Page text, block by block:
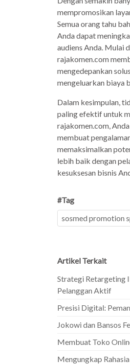
mempromosikan
Semua orang tahu
Anda dapat
audiens Anda. Mulai
rajakomen.com
mengedepankan
mengeluarkan biaya
Dalam kesimpulan,
paling efektif untuk
rajakomen.com,
membuat
memaksimalkan
lebih baik dengan
kesuksesan bisnis
#Tag
sosmed promotion
Artikel Terkait
Strategi Retargeting
Pelanggan Aktif
Presisi Digital:
Jokowi dan Bansos
Membuat Toko
Mengungkap